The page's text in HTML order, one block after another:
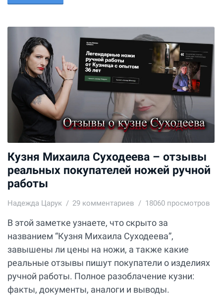
Кузня Михаила Суходеева – отзывы
реальных покупателей ножей ручной
работы
Надежда Царук 29 комментариев 18060 просмотров
В этой заметке узнаете, что скрыто за
названием “Кузня Михаила Суходеева”,
завышены ли цены на ножи, а также какие
реальные отзывы пишут покупатели о изделиях
ручной работы. Полное разоблачение кузни:
факты, документы, аналоги и выводы.